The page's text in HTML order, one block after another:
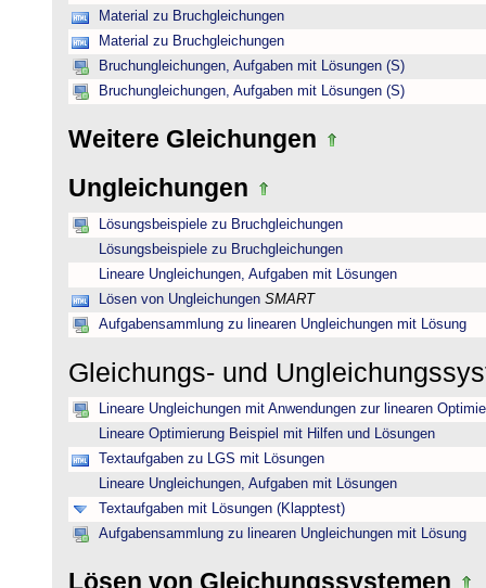
Material zu Bruchgleichungen
Material zu Bruchgleichungen
Bruchungleichungen, Aufgaben mit Lösungen (S)
Bruchungleichungen, Aufgaben mit Lösungen (S)
Weitere Gleichungen
Ungleichungen
Lösungsbeispiele zu Bruchgleichungen
Lösungsbeispiele zu Bruchgleichungen
Lineare Ungleichungen, Aufgaben mit Lösungen
Lösen von Ungleichungen SMART
Aufgabensammlung zu linearen Ungleichungen mit Lösung
Gleichungs- und
Lineare Ungleichungen mit Anwendungen zur linearen
Lineare Optimierung Beispiel mit Hilfen und Lösungen
Textaufgaben zu LGS mit Lösungen
Lineare Ungleichungen, Aufgaben mit Lösungen
Textaufgaben mit Lösungen (Klapptest)
Aufgabensammlung zu linearen Ungleichungen mit Lösung
Lösen von Gleichungssystemen